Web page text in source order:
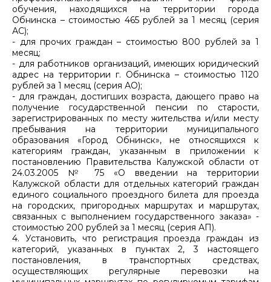
обучения, находящихся на территории города
Обнинска – стоимостью 465 рублей за 1 месяц (серия
АС);
- для прочих граждан – стоимостью 800 рублей за 1
месяц;
- для работников организаций, имеющих юридический
адрес на территории г. Обнинска – стоимостью 1120
рублей за 1 месяц (серия АО);
- для граждан, достигших возраста, дающего право на
получение государственной пенсии по старости,
зарегистрированных по месту жительства и/или месту
пребывания на территории муниципального
образования «Город Обнинск», не относящихся к
категориям граждан, указанным в приложении к
постановлению Правительства Калужской области от
24.03.2005 № 75 «О введении на территории
Калужской области для отдельных категорий граждан
единого социального проездного билета для проезда
на городских, пригородных маршрутах и маршрутах,
связанных с выполнением государственного заказа» -
стоимостью 200 рублей за 1 месяц (серия АП).
4. Установить, что регистрация проезда граждан из
категорий, указанных в пунктах 2, 3 настоящего
постановления, в транспортных средствах,
осуществляющих регулярные перевозки на